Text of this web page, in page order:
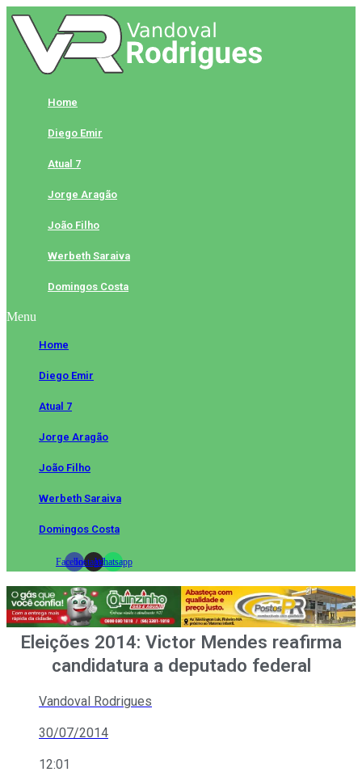
Skip
to
content
Home
Diego Emir
Atual 7
Jorge Aragão
João Filho
Werbeth Saraiva
Domingos Costa
Menu
Home
Diego Emir
Atual 7
Jorge Aragão
João Filho
Werbeth Saraiva
Domingos Costa
FacebookInstagramWhatsapp
Eleições 2014: Victor Mendes reafirma
candidatura a deputado federal
Vandoval Rodrigues
30/07/2014
12:01